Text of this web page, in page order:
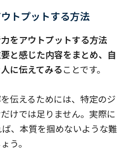
トプットする方法
をアウトプットする方法
と感じた内容をまとめ、自
に伝えてみることです。
伝えるためには、特定のジ
けでは足りません。実際に
、本質を掴めないような難
う。